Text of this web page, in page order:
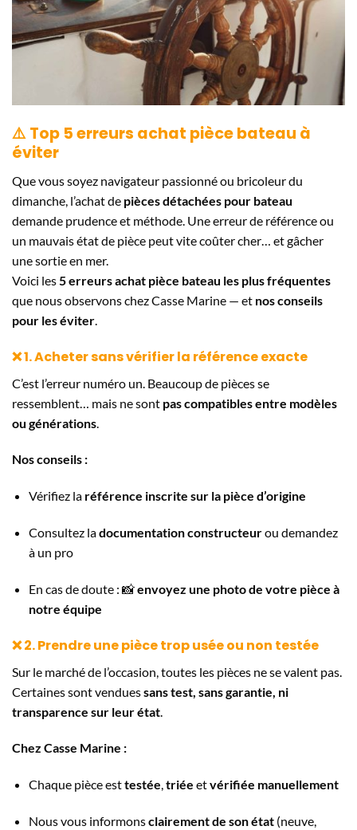
⚠️ Top 5 erreurs achat pièce bateau à
éviter
Que vous soyez navigateur passionné ou bricoleur du
dimanche, l’achat de pièces détachées pour bateau
demande prudence et méthode. Une erreur de référence ou
un mauvais état de pièce peut vite coûter cher… et gâcher
une sortie en mer.
Voici les5 erreurs achat pièce bateau les plus fréquentes
que nous observons chez Casse Marine — et nos conseils
pour les éviter.
❌ 1. Acheter sans vérifier la référence exacte
C’est l’erreur numéro un. Beaucoup de pièces se
ressemblent… mais ne sont pas compatibles entre modèles
ou générations
Nos conseils :
Vérifiez la référence inscrite sur la pièce d’origine
Consultez ladocumentation constructeurou demandez
à un pro
En cas de doute : 📸envoyez une photo de votre pièce à
notre équipe
❌ 2. Prendre une pièce trop usée ou non testée
Sur le marché de l’occasion, toutes les pièces ne se valent pas.
Certaines sont venduessans test, sans garantie, ni
transparence sur leur état
Chez Casse Marine :
Chaque pièce esttestée,triée etvérifiée manuellement
Nous vous informonsclairement de son état(neuve,